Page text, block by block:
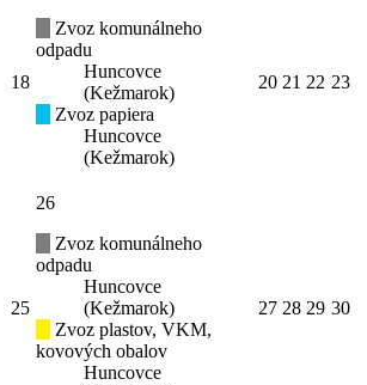
18
Zvoz komunálneho
odpadu
Huncovce
(Kežmarok)
Zvoz papiera
Huncovce
(Kežmarok)
20 21 22 23
25
26
Zvoz komunálneho
odpadu
Huncovce
(Kežmarok)
Zvoz plastov, VKM,
kovových obalov
Huncovce
27 28 29 30